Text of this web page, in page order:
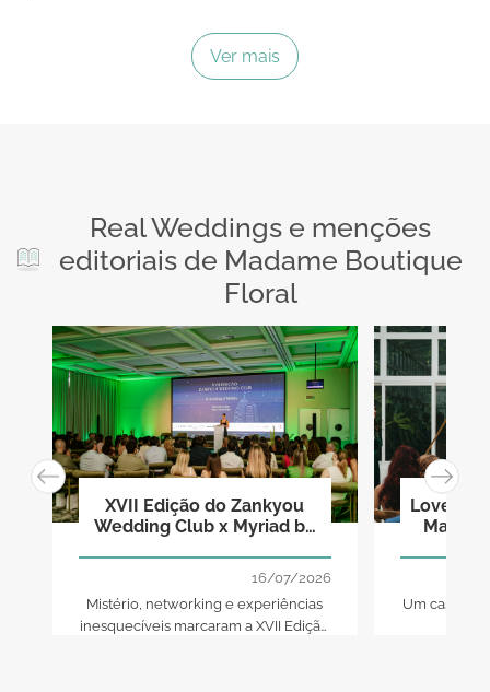
Ver mais
Real Weddings e menções
editoriais de Madame Boutique
Floral
XVII Edição do Zankyou
Wedding Club x Myriad by
16/07/2026
Mistério, networking e experiências
inesquecíveis marcaram a XVII Edição
Love
Um